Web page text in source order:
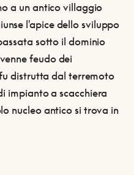
a un antico villaggio
l'apice dello sviluppo
sotto il dominio
feudo dei
distrutta dal terremoto
impianto a scacchiera
nucleo antico si trova in